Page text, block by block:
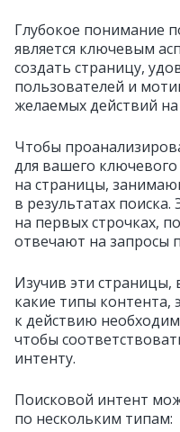
Глубокое понимание
является ключевым
создать страницу,
пользователей и
желаемых действий
Чтобы
для вашего
на страницы,
в результатах
на первых строчках,
отвечают на запросы
Изучив эти
какие типы
к действию
чтобы
интенту.
Поисковой интент
по нескольким типам: